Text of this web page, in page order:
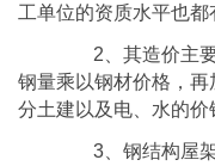
工单位的资质水平也都
2、其造价主要
钢量乘以钢材价格，
分土建以及电、水的价
3、钢结构屋架